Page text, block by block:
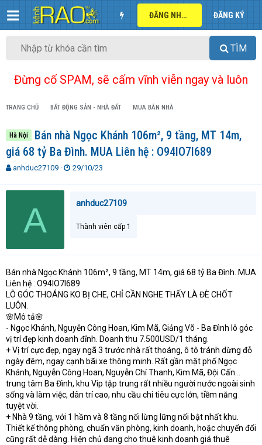
ĐĂNG NHẬP ĐĂNG KÝ
TÌM
Đừng cố SPAM, sẽ cấm vĩnh viễn ngay và luôn
TRANG CHỦ BẤT ĐỘNG SẢN - NHÀ ĐẤT MUA BÁN NHÀ
Hà Nội
Bán nhà Ngọc Khánh 106m², 9 tầng, MT 14m,
giá 68 tỷ Ba Đình. MUA Liên hệ : O94lO7l689
T
r
a
t
e
r
anhduc27109
N
29/10/23
A anhduc27109
Thành viên cấp 1
Bán nhà Ngọc Khánh 106m², 9 tầng, MT 14m, giá 68 tỷ Ba Đình. MUA
Liên hệ : O94lO7l689
LÔ GÓC THOÁNG KO BỊ CHE, CHỈ CẦN NGHE THẤY LÀ ĐÈ CHỐT
LUÔN.
🌸Mô tả🌸
- Ngọc Khánh, Nguyễn Công Hoan, Kim Mã, Giảng Võ - Ba Đình lô góc
vị trí đẹp kinh doanh đỉnh. Doanh thu 7.500USD/1 tháng.
+ Vị trí cực đẹp, ngay ngã 3 trước nhà rất thoáng, ô tô tránh dừng đỗ
ngày đêm, ngay cạnh bãi xe thông minh. Rất gần mặt phố Ngọc
Khánh, Nguyễn Công Hoan, Nguyễn Chí Thanh, Kim Mã, Đội Cấn...
trung tâm Ba Đình, khu Vip tập trung rất nhiều người nước ngoài sinh
sống và làm việc, dân trí cao, nhu cầu chi tiêu cực lớn, tiềm năng
tuyệt vời.
+ Nhà 9 tầng, với 1 hầm và 8 tầng nổi lừng lững nổi bật nhất khu.
Thiết kế thông phòng, chuẩn văn phòng, kinh doanh, hoặc chuyển đổi
cũng rất dễ dàng. Hiện chủ đang cho thuê kinh doanh giá thuê